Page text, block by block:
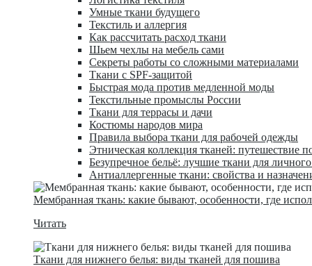
Умные ткани будущего
Текстиль и аллергия
Как рассчитать расход ткани
Шьем чехлы на мебель сами
Секреты работы со сложными материалами
Ткани с SPF-защитой
Быстрая мода против медленной моды
Текстильные промыслы России
Ткани для террасы и дачи
Костюмы народов мира
Правила выбора ткани для рабочей одежды
Этническая коллекция тканей: путешествие
Безупречное бельё: лучшие ткани для
Антиаллергенные ткани: свойства и
Мембранная ткань: какие бывают, особенности, где
Читать
Ткани для нижнего белья: виды тканей для пошива